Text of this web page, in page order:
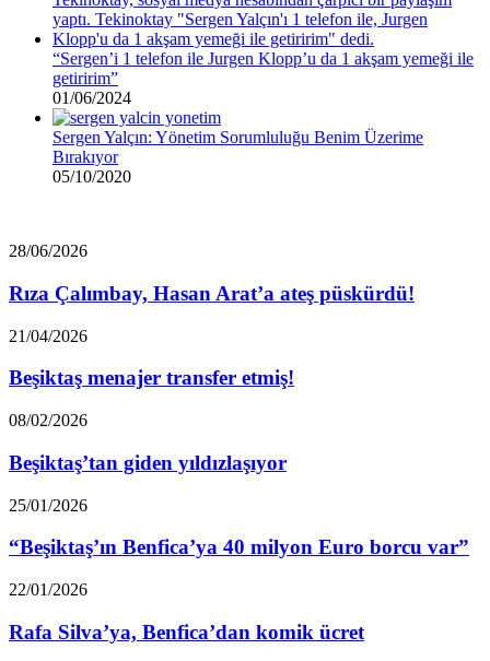
“Sergen’i 1 telefon ile Jurgen Klopp’u da 1 akşam yemeği ile
getiririm”
01/06/2024
Sergen Yalçın: Yönetim Sorumluluğu Benim Üzerime
Bırakıyor
05/10/2020
Rıza
Hasan
Arat’a
ateş
püskürdü!
28/06/2026
Rıza Çalımbay, Hasan Arat’a ateş püskürdü!
Beşiktaş
transfer
etmiş!
21/04/2026
Beşiktaş menajer transfer etmiş!
Beşiktaş’tan
yıldızlaşıyor
08/02/2026
Beşiktaş’tan giden yıldızlaşıyor
“Beşiktaş’ın
40
milyon
Euro
var”
25/01/2026
“Beşiktaş’ın Benfica’ya 40 milyon Euro borcu var”
Rafa
Benfica’dan
komik
22/01/2026
Rafa Silva’ya, Benfica’dan komik ücret